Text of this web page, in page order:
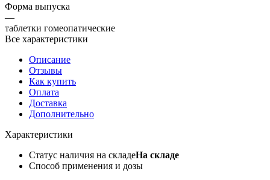
Форма выпуска
—
таблетки гомеопатические
Все характеристики
Описание
Отзывы
Как купить
Оплата
Доставка
Дополнительно
Характеристики
Статус наличия на складеНа складе
Способ применения и дозы